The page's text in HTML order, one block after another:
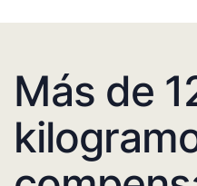
Más de